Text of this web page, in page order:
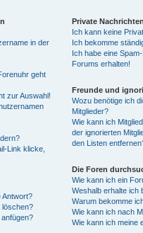
in der
geht
zur Auswahl!
Link klicke,
Antwort?
löschen?
Private
Ich kann keine
Ich bekomme
Ich habe eine
Forums erhalten!
Freunde und
Wozu benötige ich
Mitglieder?
Wie kann ich
der ignorierten
den Listen
Die Foren
Wie kann ich ein
Weshalb erhalte ich
Warum bekomme
Wie kann ich nach
Wie kann ich meine